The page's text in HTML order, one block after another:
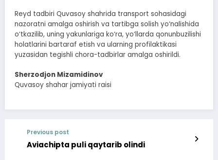
Reyd tadbiri Quvasoy shahrida transport sohasidagi
nazoratni amalga oshirish va tartibga solish yo‘nalishida
o‘tkazilib, uning yakunlariga ko‘ra, yo‘llarda qonunbuzilishi
holatlarini bartaraf etish va ularning profilaktikasi
yuzasidan tegishli chora-tadbirlar amalga oshirildi.
Sherzodjon Mizamidinov
Quvasoy shahar jamiyati raisi
Previous post
Aviachipta puli qaytarib olindi